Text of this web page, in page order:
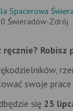
Spacerowa
Świeradów-Zdrój
ręcznie?
swoje prace
się 25